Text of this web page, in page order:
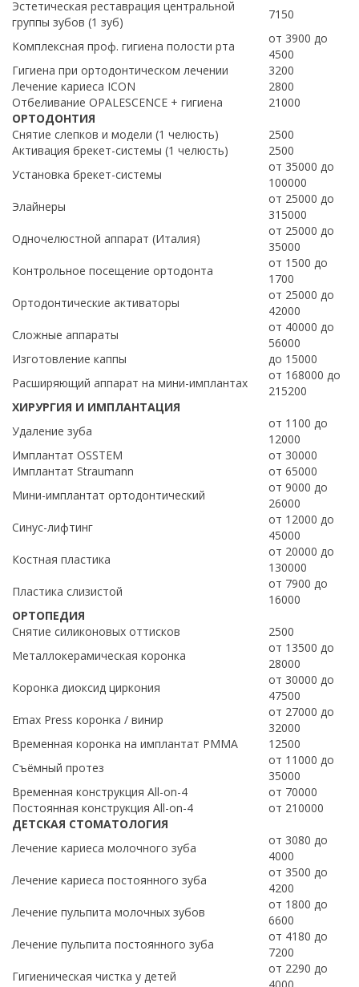
Эстетическая реставрация центральной
группы зубов (1 зуб)
7150
Комплексная проф. гигиена полости рта
от 3900 до
4500
Гигиена при ортодонтическом лечении
3200
Лечение кариеса ICON
2800
Отбеливание OPALESCENCE + гигиена
21000
ОРТОДОНТИЯ
Снятие слепков и модели (1 челюсть)
2500
Активация брекет-системы (1 челюсть)
2500
Установка брекет-системы
от 35000 до
100000
Элайнеры
от 25000 до
315000
Одночелюстной аппарат (Италия)
от 25000 до
35000
Контрольное посещение ортодонта
от 1500 до
1700
Ортодонтические активаторы
от 25000 до
42000
Сложные аппараты
от 40000 до
56000
Изготовление каппы
до 15000
Расширяющий аппарат на мини-имплантах
от 168000 до
215200
ХИРУРГИЯ И ИМПЛАНТАЦИЯ
Удаление зуба
от 1100 до
12000
Имплантат OSSTEM
от 30000
Имплантат Straumann
от 65000
Мини-имплантат ортодонтический
от 9000 до
26000
Синус-лифтинг
от 12000 до
45000
Костная пластика
от 20000 до
130000
Пластика слизистой
от 7900 до
16000
ОРТОПЕДИЯ
Снятие силиконовых оттисков
2500
Металлокерамическая коронка
от 13500 до
28000
Коронка диоксид циркония
от 30000 до
47500
Emax Press коронка / винир
от 27000 до
32000
Временная коронка на имплантат PMMA
12500
Съёмный протез
от 11000 до
35000
Временная конструкция All-on-4
от 70000
Постоянная конструкция All-on-4
от 210000
ДЕТСКАЯ СТОМАТОЛОГИЯ
Лечение кариеса молочного зуба
от 3080 до
4000
Лечение кариеса постоянного зуба
от 3500 до
4200
Лечение пульпита молочных зубов
от 1800 до
6600
Лечение пульпита постоянного зуба
от 4180 до
7200
Гигиеническая чистка у детей
от 2290 до